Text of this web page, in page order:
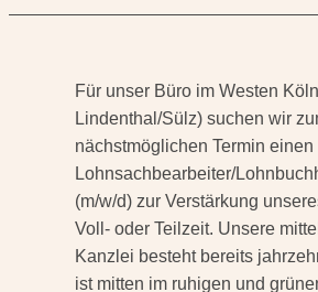
Für unser Büro im Westen
Lindenthal/Sülz) suchen wir
nächstmöglichen Termin einen
Lohnsachbearbeiter/
(m/w/d) zur Verstärkung
Voll- oder Teilzeit. Unsere
Kanzlei besteht bereits
ist mitten im ruhigen und